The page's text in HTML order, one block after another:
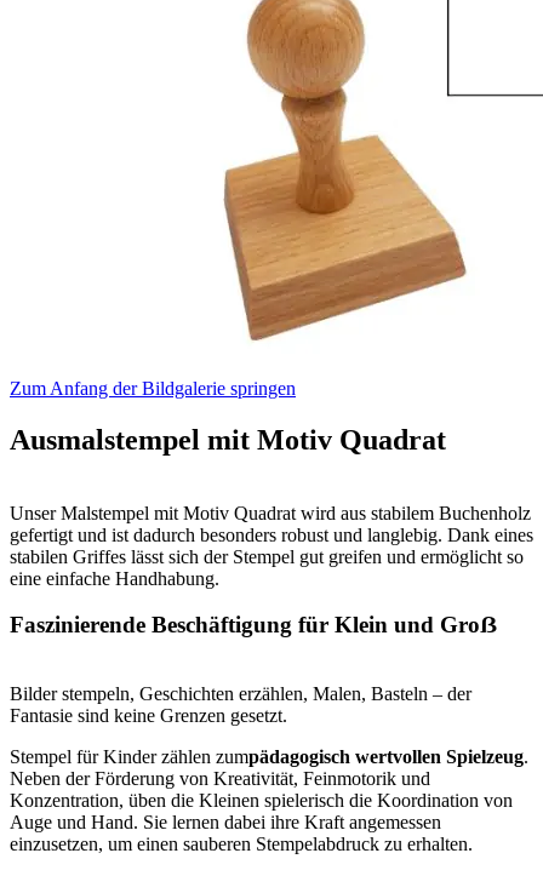
Zum Anfang der Bildgalerie springen
Ausmalstempel mit Motiv Quadrat
Unser Malstempel mit Motiv Quadrat wird aus stabilem Buchenholz
gefertigt und ist dadurch besonders robust und langlebig. Dank eines
stabilen Griffes lässt sich der Stempel gut greifen und ermöglicht so
eine einfache Handhabung.
Faszinierende Beschäftigung für Klein und Groẞ
Bilder stempeln, Geschichten erzählen, Malen, Basteln – der
Fantasie sind keine Grenzen gesetzt.
Stempel für Kinder zählen zumpädagogisch wertvollen Spielzeug.
Neben der Förderung von Kreativität, Feinmotorik und
Konzentration, üben die Kleinen spielerisch die Koordination von
Auge und Hand. Sie lernen dabei ihre Kraft angemessen
einzusetzen, um einen sauberen Stempelabdruck zu erhalten.